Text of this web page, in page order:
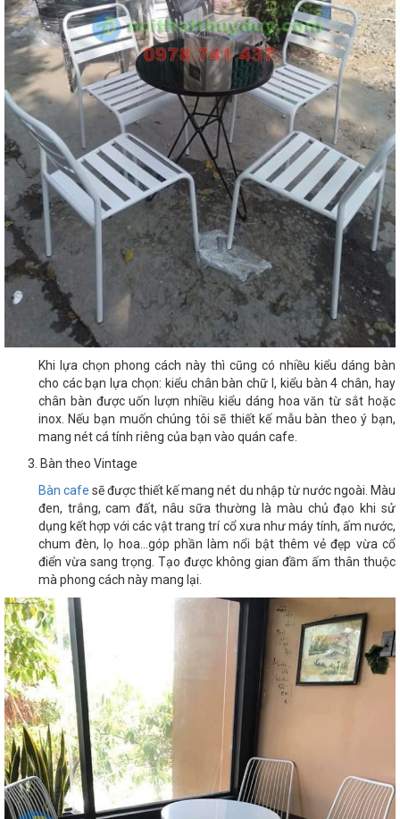
Khi lựa chọn phong cách này thì cũng có nhiều kiểu dáng bàn
cho các bạn lựa chọn: kiểu chân bàn chữ I, kiểu bàn 4 chân, hay
chân bàn được uốn lượn nhiều kiểu dáng hoa văn từ sắt hoặc
inox. Nếu bạn muốn chúng tôi sẽ thiết kế mẫu bàn theo ý bạn,
mang nét cá tính riêng của bạn vào quán cafe.
Bàn theo Vintage
Bàn cafe sẽ được thiết kế mang nét du nhập từ nước ngoài. Màu
đen, trắng, cam đất, nâu sữa thường là màu chủ đạo khi sử
dụng kết hợp với các vật trang trí cổ xưa như máy tính, ấm nước,
chum đèn, lọ hoa…góp phần làm nổi bật thêm vẻ đẹp vừa cổ
điển vừa sang trọng. Tạo được không gian đầm ấm thân thuộc
mà phong cách này mang lại.